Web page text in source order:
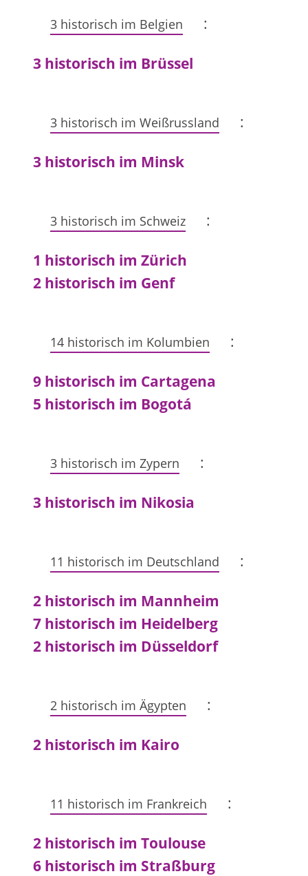
3 historisch im Belgien :
3 historisch im Brüssel
3 historisch im Weißrussland :
3 historisch im Minsk
3 historisch im Schweiz :
1 historisch im Zürich
2 historisch im Genf
14 historisch im Kolumbien :
9 historisch im Cartagena
5 historisch im Bogotá
3 historisch im Zypern :
3 historisch im Nikosia
11 historisch im Deutschland :
2 historisch im Mannheim
7 historisch im Heidelberg
2 historisch im Düsseldorf
2 historisch im Ägypten :
2 historisch im Kairo
11 historisch im Frankreich :
2 historisch im Toulouse
6 historisch im Straßburg